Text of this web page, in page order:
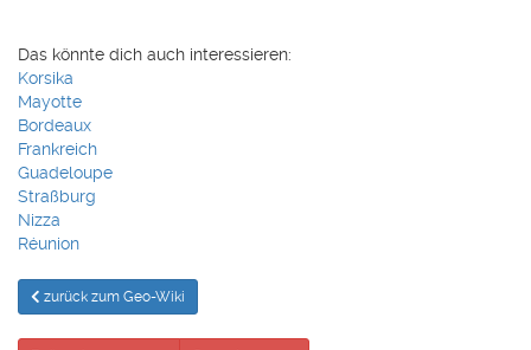
Das könnte dich auch interessieren:
Korsika
Mayotte
Bordeaux
Frankreich
Guadeloupe
Straßburg
Nizza
Réunion
zurück zum Geo-Wiki